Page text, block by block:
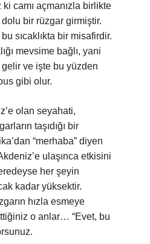
ki camı açmanızla birlikte
dolu bir rüzgar girmiştir.
sıcaklıkta bir misafirdir.
mevsime bağlı, yani
gelir ve işte bu yüzden
gibi olur.
olan seyahati,
taşıdığı bir
“merhaba” diyen
ulaşınca etkisini
her şeyin
kadar yüksektir.
hızla esmeye
o anlar… “Evet, bu